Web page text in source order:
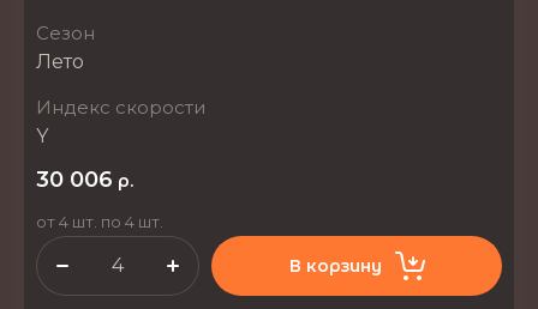
Сезон
Лето
Индекс скорости
Y
30 006 р.
от 4 шт. по 4 шт.
В корзину